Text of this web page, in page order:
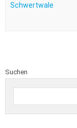
Schwertwale
Suchen